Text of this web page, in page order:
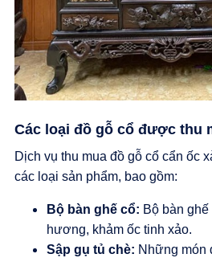
Các loại đồ gỗ cổ được thu
Dịch vụ thu mua đồ gỗ cổ cẩn ốc
các loại sản phẩm, bao gồm:
Bộ bàn ghế cổ: Bộ bàn
hương, khảm ốc tinh xảo.
Sập gụ tủ chè: Những món